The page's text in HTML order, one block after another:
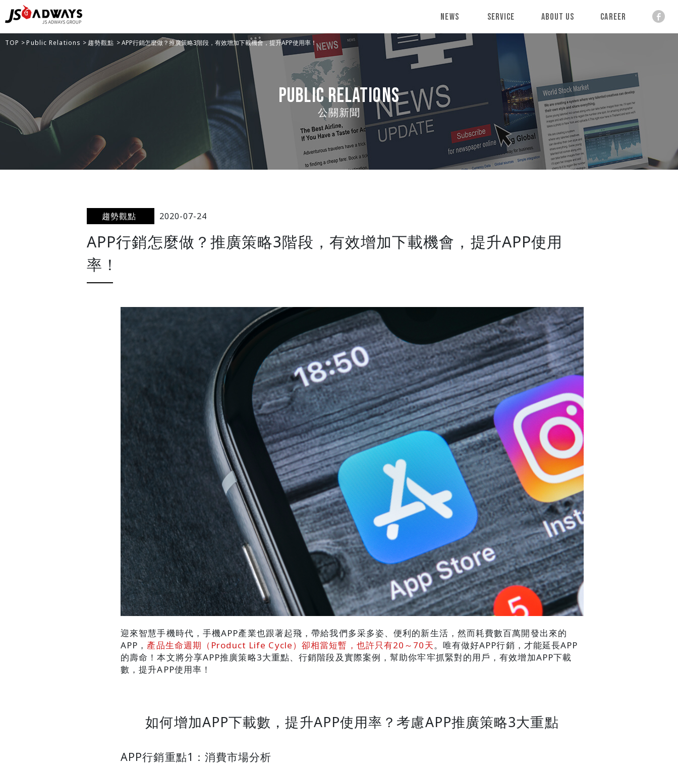
News Service About Us Career
TOP >Public Relations > 趨勢觀點 > APP行銷怎麼做？推廣策略3階段，有效增加下載機會，提升APP使用率！
Public Relations
公關新聞
趨勢觀點 2020-07-24
APP行銷怎麼做？推廣策略3階段，有效增加下載機會，提升APP使用
率！
迎來智慧手機時代，手機APP產業也跟著起飛，帶給我們多采多姿、便利的新生活，然而耗費數百萬開發出來的
APP， 產品生命週期（Product Life Cycle）卻相當短暫，也許只有20～70天。唯有做好APP行銷，才能延長APP
的壽命！本文將分享APP推廣策略3大重點、行銷階段及實際案例，幫助你牢牢抓緊對的用戶，有效增加APP下載
數，提升APP使用率！
如何增加APP下載數，提升APP使用率？考慮APP推廣策略3大重點
APP行銷重點1：消費市場分析